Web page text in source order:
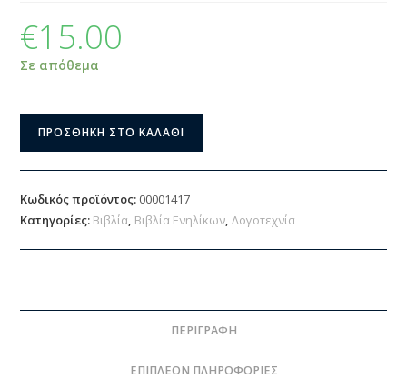
€15.00
Σε απόθεμα
ΠΡΟΣΘΉΚΗ ΣΤΟ ΚΑΛΆΘΙ
Κωδικός προϊόντος: 00001417
Κατηγορίες: Βιβλία, Βιβλία Ενηλίκων,Λογοτεχνία
ΠΕΡΙΓΡΑΦΉ
ΕΠΙΠΛΈΟΝ ΠΛΗΡΟΦΟΡΊΕΣ